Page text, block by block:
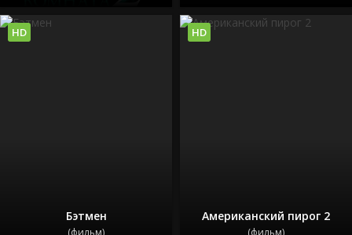
Бэтмен
(фильм)
HD
Американский пирог 2
(фильм)
HD